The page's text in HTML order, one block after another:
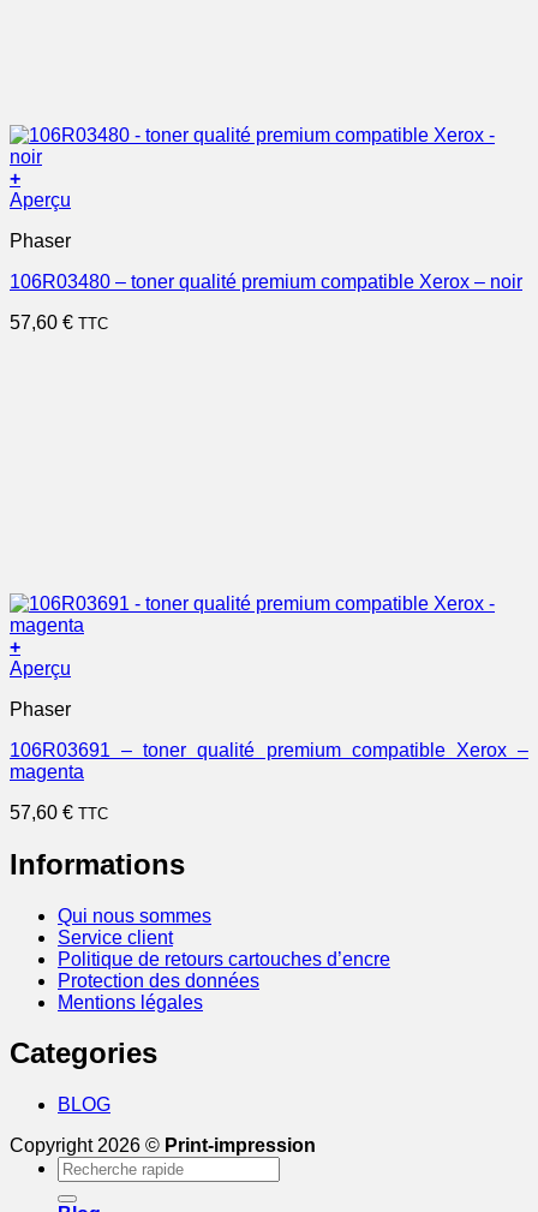
+
Aperçu
Phaser
106R03480 – toner qualité premium compatible Xerox – noir
57,60 € TTC
+
Aperçu
Phaser
106R03691 – toner qualité premium compatible Xerox –
magenta
57,60 € TTC
Informations
Qui nous sommes
Service client
Politique de retours cartouches d’encre
Protection des données
Mentions légales
Categories
BLOG
Copyright 2026 © Print-impression
Recherche
pour :